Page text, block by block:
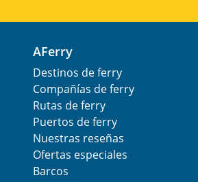
AFerry
Destinos de ferry
Compañías de ferry
Rutas de ferry
Puertos de ferry
Nuestras reseñas
Ofertas especiales
Barcos